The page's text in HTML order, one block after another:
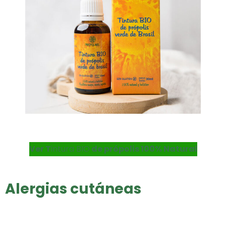
Ver Tintura BIO de própolis 100% Natural
Alergias cutáneas